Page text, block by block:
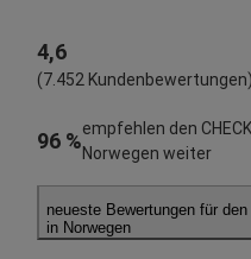
4,6
(7.452 Kundenbewertungen)
96 %
empfehlen den
Norwegen weiter
neueste Bewertungen für
in Norwegen